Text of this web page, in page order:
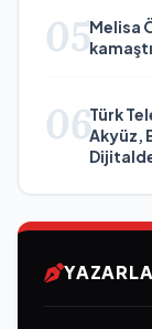
05Melisa
06Türk
Akyüz,